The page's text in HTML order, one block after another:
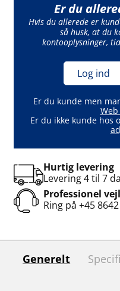
Er du
Hvis du allerede er
så husk, at du
kontooplysninger,
Log ind
Er du kunde men
Er du ikke kunde hos
Hurtig levering
Levering 4 til 7
Professionel
Ring på +45
Generelt